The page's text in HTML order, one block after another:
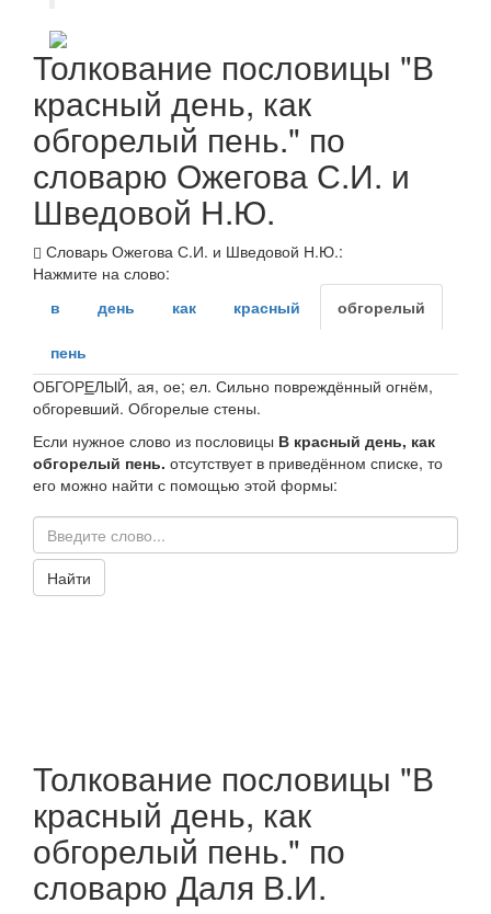
Толкование пословицы "В
красный день, как
обгорелый пень." по
словарю Ожегова С.И. и
Шведовой Н.Ю.
Словарь Ожегова С.И. и Шведовой Н.Ю.:
Нажмите на слово:
в
день как красный обгорелый
пень
ОБГОРЕЛЫЙ, ая, ое; ел. Сильно повреждённый огнём,
обгоревший. Обгорелые стены.
Если нужное слово из пословицы В красный день, как
обгорелый пень. отсутствует в приведённом списке, то
его можно найти с помощью этой формы:
Найти
Толкование пословицы "В
красный день, как
обгорелый пень." по
словарю Даля В.И.